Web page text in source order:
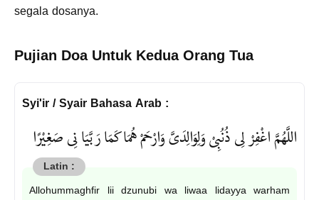
segala dosanya.
Pujian Doa Untuk Kedua Orang Tua
Syi'ir / Syair Bahasa Arab :
اللَّهُمَّ اغْفِرْ لِى ذُنُبِىْ وَلِوَالِدَىَّ وَارْحَمْ هُمَا كَمَا رَبَّيَا نِى صَغِيْرًا
Allohummaghfir lii dzunubi wa liwaa lidayya warham